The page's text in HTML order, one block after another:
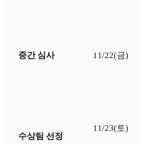
중간 심사 11/22(금)
수상팀 선정
11/23(토)